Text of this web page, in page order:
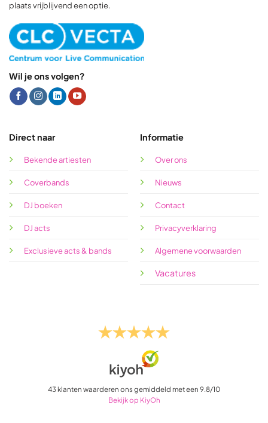
plaats vrijblijvend een optie.
Wil je ons volgen?
Direct naar
Bekende artiesten
Coverbands
DJ boeken
DJ acts
Exclusieve acts & bands
Informatie
Over ons
Nieuws
Contact
Privacyverklaring
Algemene voorwaarden
Vacatures
43 klanten waarderen ons gemiddeld met een 9.8/10
Bekijk op KiyOh